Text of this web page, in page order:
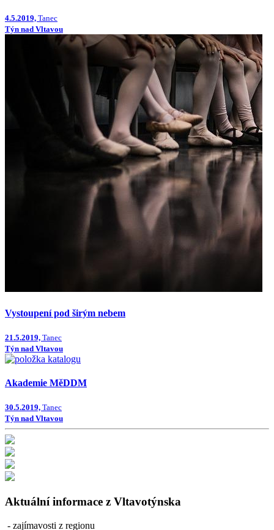
4.5.2019, Tanec
Týn nad Vltavou
Vystoupení pod širým nebem
21.5.2019, Tanec
Týn nad Vltavou
Akademie MěDDM
30.5.2019, Tanec
Týn nad Vltavou
Aktuální informace z Vltavotýnska
- zajímavosti z regionu